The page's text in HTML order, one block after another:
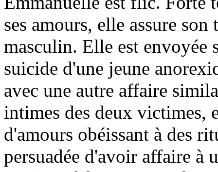
ses amours, elle assure
masculin. Elle est envoyée
suicide d'une jeune
avec une autre affaire
intimes des deux victimes,
d'amours obéissant à des
persuadée d'avoir affaire à